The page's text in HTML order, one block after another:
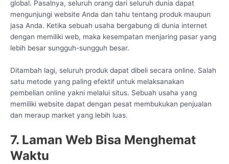
global. Pasalnya, seluruh orang dari seluruh dunia dapat
mengunjungi website Anda dan tahu tentang produk maupun
jasa Anda. Ketika sebuah usaha bergabung di dunia internet
dengan memiliki web, maka kesempatan menjaring pasar yang
lebih besar sungguh-sungguh besar.
Ditambah lagi, seluruh produk dapat dibeli secara online. Salah
satu metode yang paling efektif untuk melaksanakan
pembelian online yakni melalui situs. Sebuah usaha yang
memiliki website dapat dengan pesat membukukan penjualan
dan meraup market yang lebih luas.
7. Laman Web Bisa Menghemat
Waktu